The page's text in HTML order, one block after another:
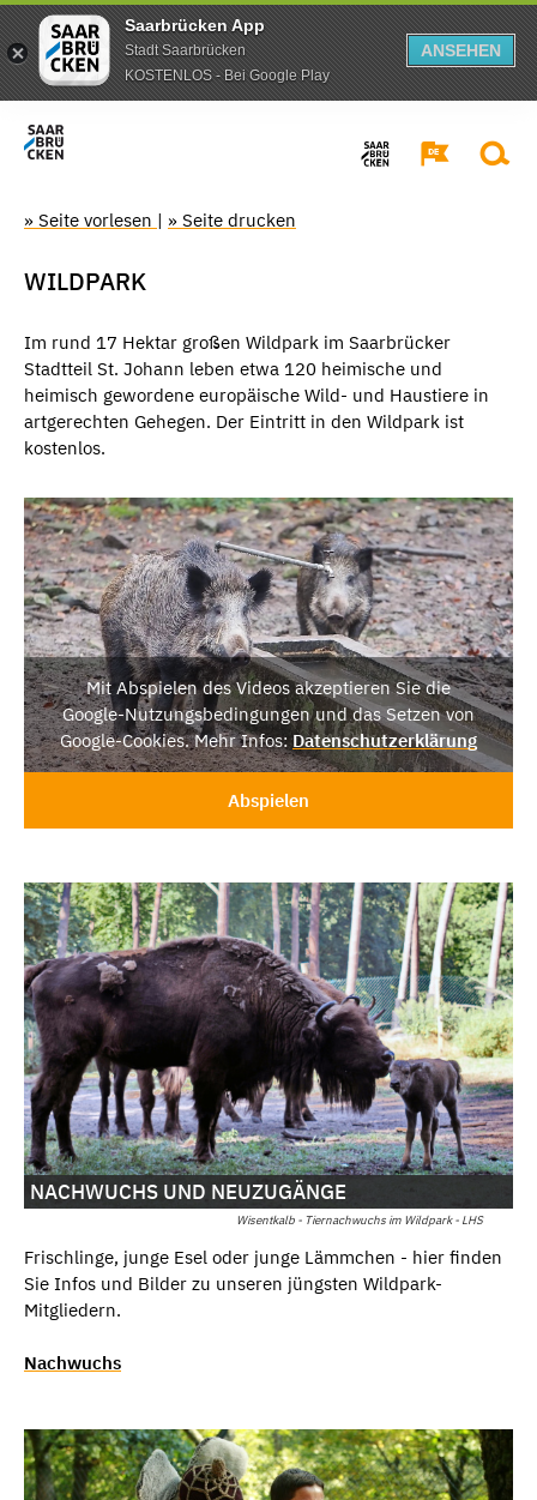
Saarbrücken App
Stadt Saarbrücken
KOSTENLOS - Bei Google Play
ANSEHEN
» Seite vorlesen | » Seite drucken
WILDPARK
Im rund 17 Hektar großen Wildpark im Saarbrücker
Stadtteil St. Johann leben etwa 120 heimische und
heimisch gewordene europäische Wild- und Haustiere in
artgerechten Gehegen. Der Eintritt in den Wildpark ist
kostenlos.
Mit Abspielen des Videos akzeptieren Sie die
Google-Nutzungsbedingungen und das Setzen von
Google-Cookies. Mehr Infos:Datenschutzerklärung
Abspielen
Wisentkalb - Tiernachwuchs im Wildpark - LHS
NACHWUCHS UND NEUZUGÄNGE
Frischlinge, junge Esel oder junge Lämmchen - hier finden
Sie Infos und Bilder zu unseren jüngsten Wildpark-
Mitgliedern.
Nachwuchs